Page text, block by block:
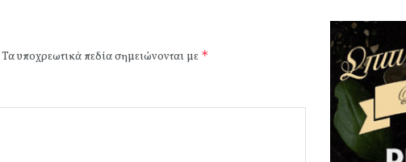
Τα υποχρεωτικά πεδία σημειώνονται με *